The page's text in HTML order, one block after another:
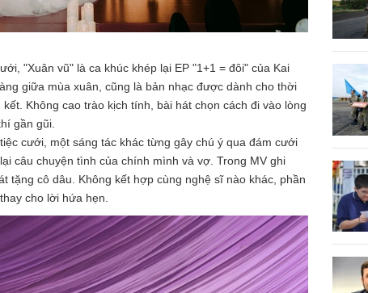
"Xuân vũ" là ca khúc khép lại EP "1+1 = đôi" của Kai
giữa mùa xuân, cũng là bản nhạc được dành cho thời
Không cao trào kịch tính, bài hát chọn cách đi vào lòng
gần gũi.
cưới, một sáng tác khác từng gây chú ý qua đám cưới
câu chuyện tình của chính mình và vợ. Trong MV ghi
tặng cô dâu. Không kết hợp cùng nghệ sĩ nào khác, phần
cho lời hứa hẹn.